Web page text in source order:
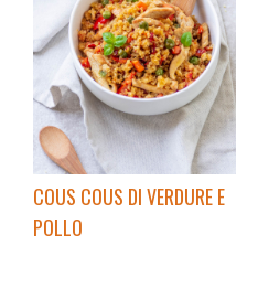
COUS COUS DI VERDURE E
POLLO